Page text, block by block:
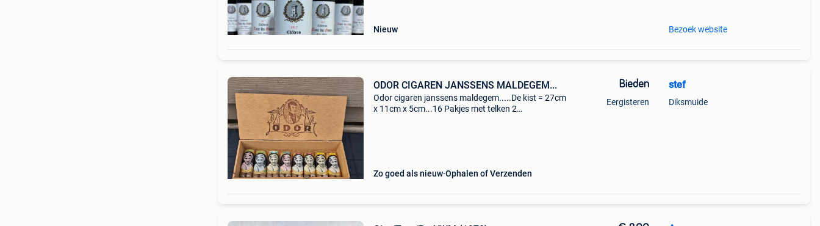
Nieuw
Bezoek website
ODOR CIGAREN JANSSENS MALDEGEM...
Odor cigaren janssens maldegem.....De kist = 27cm
x 11cm x 5cm...16 Pakjes met telken 2
Zo goed als nieuw Ophalen of Verzenden
Bieden
Eergisteren
stef
Diksmuide